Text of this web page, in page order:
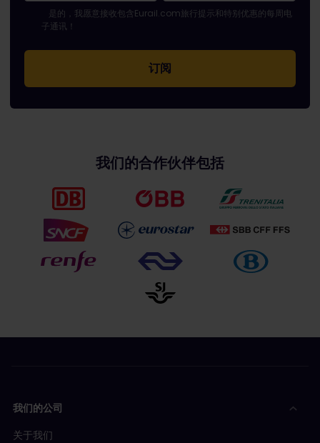
您已成功订阅。
电子邮件地址栏为必填栏！
电子邮件地址无效！
订阅电子通讯时出错。请稍后重试。
您已订阅此电子通讯！
请同意有关订阅电子通讯的条款和条件。
是的，我愿意接收包含Eurail.com旅行提示和特别优惠的每周电
子通讯！
我们的合作伙伴包括
我们的公司
关于我们